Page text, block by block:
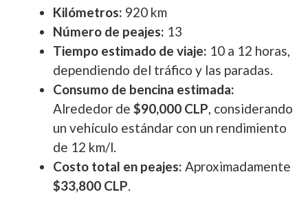
Kilómetros: 920 km
Número de peajes: 13
Tiempo estimado de viaje: 10 a 12 horas,
dependiendo del tráfico y las paradas.
Consumo de bencina estimada:
Alrededor de $90,000 CLP , considerando
un vehículo estándar con un rendimiento
de 12 km/l.
Costo total en peajes: Aproximadamente
$33,800 CLP